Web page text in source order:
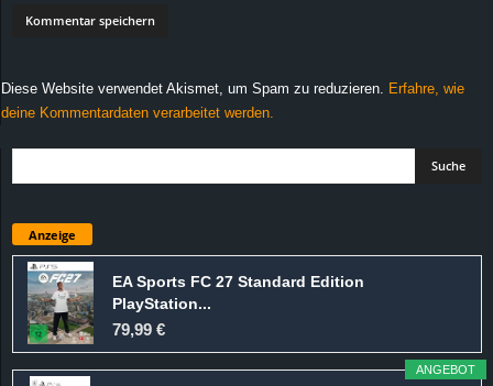
Diese Website verwendet Akismet, um Spam zu reduzieren. Erfahre, wie
deine Kommentardaten verarbeitet werden.
Anzeige
EA Sports FC 27 Standard Edition
PlayStation...
79,99 €
ANGEBOT